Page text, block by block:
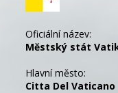
Oficiální název:
Městský stát
Hlavní město:
Citta Del Vaticano